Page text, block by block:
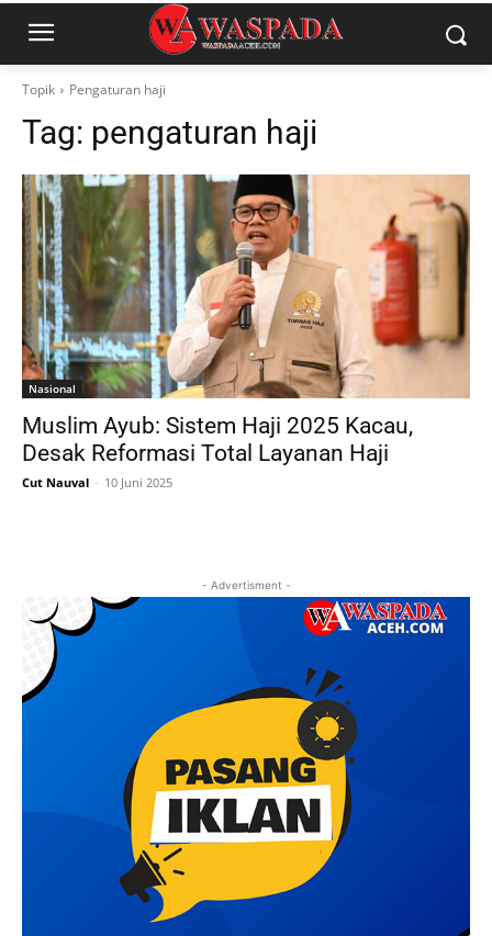
Topik Pengaturan haji
Tag: pengaturan haji
Nasional
Muslim Ayub: Sistem Haji 2025 Kacau,
Desak Reformasi Total Layanan Haji
Cut Nauval - 10 Juni 2025
- Advertisment -